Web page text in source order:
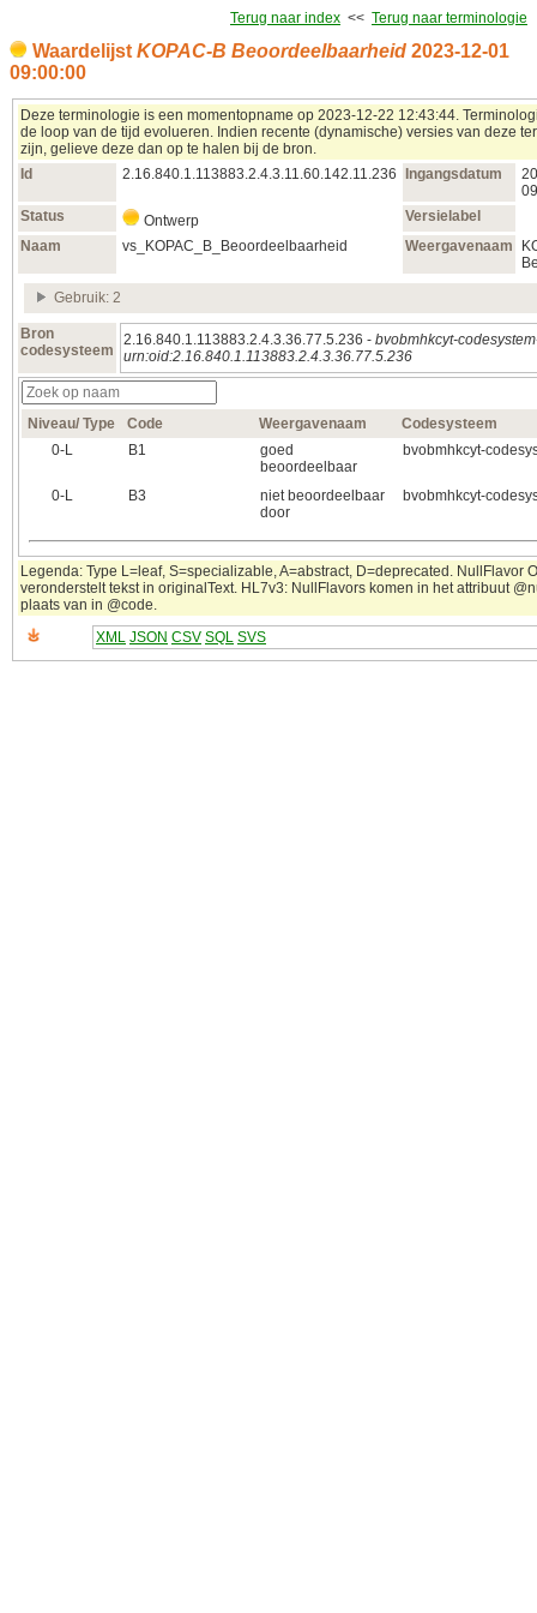
Terug naar index << Terug naar terminologie
Waardelijst KOPAC-B Beoordeelbaarheid 2023‑12‑01
09:00:00
Deze terminologie is een momentopname op 2023‑12‑22 12:43:44.
de loop van de tijd evolueren. Indien recente (dynamische) versies van deze
zijn, gelieve deze dan op te halen bij de bron.
Id
2.16.840.1.113883.2.4.3.11.60.142.11.236 Ingangsdatum
Status
Ontwerp
Versielabel
Naam
vs_KOPAC_B_Beoordeelbaarheid Weergavenaam
Gebruik: 2
Bron
codesysteem
2.16.840.1.113883.2.4.3.36.77.5.236 - bvobmhkcyt-
urn:oid:2.16.840.1.113883.2.4.3.36.77.5.236
Niveau/ Type Code Weergavenaam
Codesysteem
0‑L
B1
goed
beoordeelbaar
bvobmhkcyt-
0‑L B3
niet beoordeelbaar
door
bvobmhkcyt-
Legenda: Type L=leaf, S=specializable, A=abstract, D=deprecated. NullFlavor
veronderstelt tekst in originalText. HL7v3: NullFlavors komen in het attribuut
plaats van in @code.
XML JSON CSV SQL SVS